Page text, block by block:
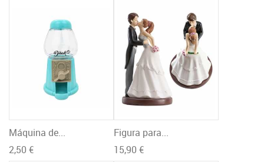
Máquina de...
2,50 €
Figura para...
15,90 €